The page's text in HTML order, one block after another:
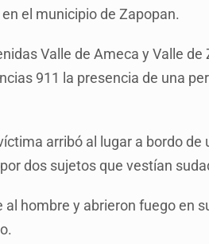
el municipio de Zapopan.
Valle de Ameca y Valle
911 la presencia de una
arribó al lugar a bordo de
dos sujetos que vestían
hombre y abrieron fuego en